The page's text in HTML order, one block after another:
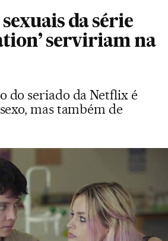
da série
serviriam na
do seriado da Netflix é
mas também de